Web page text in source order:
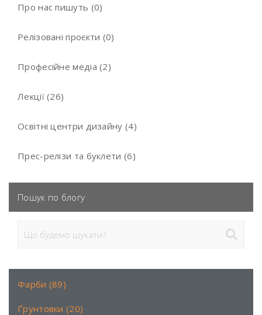
Про нас пишуть (0)
Релізовані проєкти (0)
Професійне медіа (2)
Лекції (26)
Освітні центри дизайну (4)
Прес-релізи та буклети (6)
Пошук по блогу
Фарби (89)
Ґрунтовки (20)